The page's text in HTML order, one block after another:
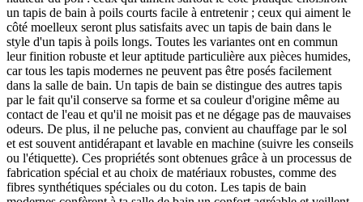
un tapis de bain à poils courts facile à entretenir ; ceux qui aiment le
côté moelleux seront plus satisfaits avec un tapis de bain dans le
style d'un tapis à poils longs. Toutes les variantes ont en commun
leur finition robuste et leur aptitude particulière aux pièces humides,
car tous les tapis modernes ne peuvent pas être posés facilement
dans la salle de bain. Un tapis de bain se distingue des autres tapis
par le fait qu'il conserve sa forme et sa couleur d'origine même au
contact de l'eau et qu'il ne moisit pas et ne dégage pas de mauvaises
odeurs. De plus, il ne peluche pas, convient au chauffage par le sol
et est souvent antidérapant et lavable en machine (suivre les conseils
ou l'étiquette). Ces propriétés sont obtenues grâce à un processus de
fabrication spécial et au choix de matériaux robustes, comme des
fibres synthétiques spéciales ou du coton. Les tapis de bain